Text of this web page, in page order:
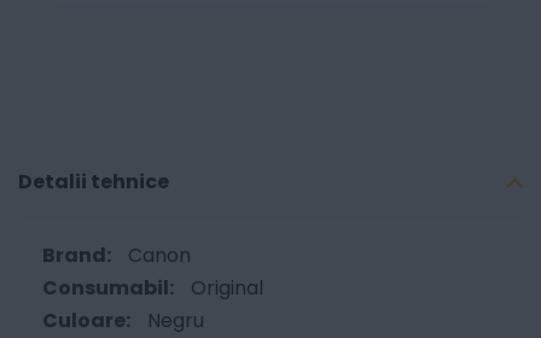
Detalii tehnice
Canon
Original
Negru